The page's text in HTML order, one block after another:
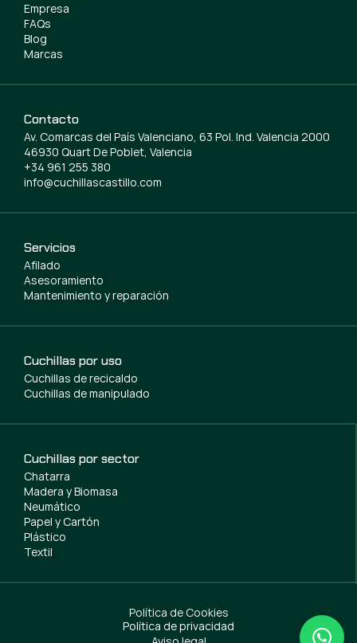
Servicios
Afilado
Asesoramiento
Mantenimiento y reparación
Cuchillas por uso
Cuchillas de recicaldo
Cuchillas de manipulado
Cuchillas por sector
Chatarra
Madera y Biomasa
Neumático
Papel y Cartón
Plástico
Textil
Empresa
FAQs
Blog
Marcas
Contacto
Av. Comarcas del País Valenciano, 63 Pol. Ind. Valencia 2000
46930 Quart De Poblet, Valencia
+34 961 255 380
info@cuchillascastillo.com
Política de Cookies
Política de privacidad